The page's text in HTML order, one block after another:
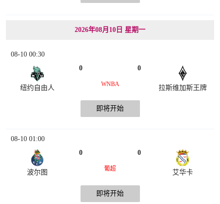
2026年08月10日 星期一
08-10 00:30
纽约自由人
0
WNBA
0
拉斯维加斯王牌
即将开始
08-10 01:00
波尔图
0
葡超
0
艾华卡
即将开始